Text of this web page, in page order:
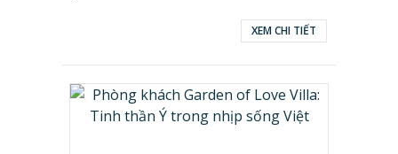
XEM CHI TIẾT